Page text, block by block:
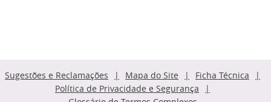
Sugestões e Reclamações Mapa do Site
Ficha Técnica
Política de Privacidade e Segurança